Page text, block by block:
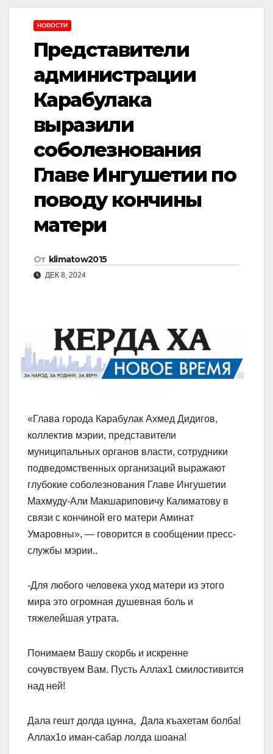
НОВОСТИ
Представители
администрации
Карабулака
выразили
соболезнования
Главе Ингушетии по
поводу кончины
матери
От klimatow2015
ДЕК 8, 2024
«Глава города Карабулак Ахмед Дидигов,
коллектив мэрии, представители
муниципальных органов власти, сотрудники
подведомственных организаций выражают
глубокие соболезнования Главе Ингушетии
Махмуду-Али Макшариповичу Калиматову в
связи с кончиной его матери Аминат
Умаровны», — говорится в сообщении пресс-
службы мэрии..
-Для любого человека уход матери из этого
мира это огромная душевная боль и
тяжелейшая утрата.
Понимаем Вашу скорбь и искренне
сочувствуем Вам. Пусть Аллах1 смилостивится
над ней!
Дала гешт долда цунна, Дала къахетам болба!
Аллах1о иман-сабар лолда шоана!